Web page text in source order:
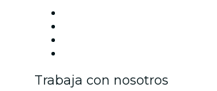
Trabaja con nosotros